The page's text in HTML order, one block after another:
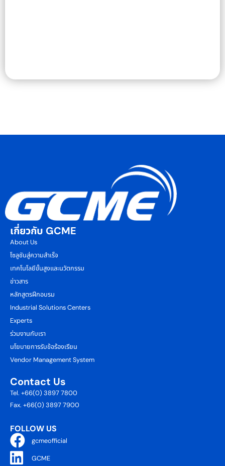
เกี่ยวกับ GCME
About Us
โซลูชันสู่ความสำเร็จ
เทคโนโลยีขั้นสูงและนวัตกรรม
ข่าวสาร
หลักสูตรฝึกอบรม
Industrial Solutions Centers
Experts
ร่วมงานกับเรา
นโยบายการรับข้อร้องเรียน
Vendor Management System
Contact Us
Tel. +66(0) 3897 7800
Fax. +66(0) 3897 7900
FOLLOW US
gcmeofficial
GCME